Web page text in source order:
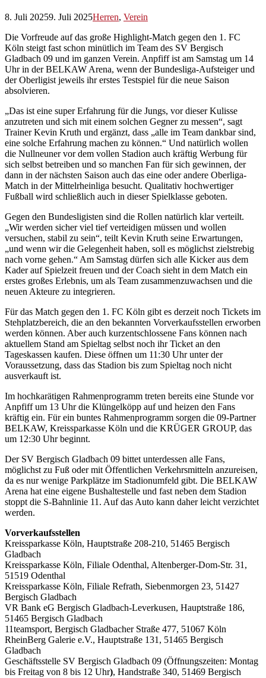
8. Juli 20259. Juli 2025Herren, Verein
Die Vorfreude auf das große Highlight-Match gegen den 1. FC
Köln steigt fast schon minütlich im Team des SV Bergisch
Gladbach 09 und im ganzen Verein. Anpfiff ist am Samstag um 14
Uhr in der BELKAW Arena, wenn der Bundesliga-Aufsteiger und
der Oberligist jeweils ihr erstes Testspiel für die neue Saison
absolvieren.
„Das ist eine super Erfahrung für die Jungs, vor dieser Kulisse
anzutreten und sich mit einem solchen Gegner zu messen“, sagt
Trainer Kevin Kruth und ergänzt, dass „alle im Team dankbar sind,
eine solche Erfahrung machen zu können.“ Und natürlich wollen
die Nullneuner vor dem vollen Stadion auch kräftig Werbung für
sich selbst betreiben und so manchen Fan für sich gewinnen, der
dann in der nächsten Saison auch das eine oder andere Oberliga-
Match in der Mittelrheinliga besucht. Qualitativ hochwertiger
Fußball wird schließlich auch in dieser Spielklasse geboten.
Gegen den Bundesligisten sind die Rollen natürlich klar verteilt.
„Wir werden sicher viel tief verteidigen müssen und wollen
versuchen, stabil zu sein“, teilt Kevin Kruth seine Erwartungen,
„und wenn wir die Gelegenheit haben, soll es möglichst zielstrebig
nach vorne gehen.“ Am Samstag dürfen sich alle Kicker aus dem
Kader auf Spielzeit freuen und der Coach sieht in dem Match ein
erstes großes Erlebnis, um als Team zusammenzuwachsen und die
neuen Akteure zu integrieren.
Für das Match gegen den 1. FC Köln gibt es derzeit noch Tickets im
Stehplatzbereich, die an den bekannten Vorverkaufsstellen erworben
werden können. Aber auch kurzentschlossene Fans können nach
aktuellem Stand am Spieltag selbst noch ihr Ticket an den
Tageskassen kaufen. Diese öffnen um 11:30 Uhr unter der
Voraussetzung, dass das Stadion bis zum Spieltag noch nicht
ausverkauft ist.
Im hochkarätigen Rahmenprogramm treten bereits eine Stunde vor
Anpfiff um 13 Uhr die Klüngelköpp auf und heizen den Fans
kräftig ein. Für ein buntes Rahmenprogramm sorgen die 09-Partner
BELKAW, Kreissparkasse Köln und die KRÜGER GROUP, das
um 12:30 Uhr beginnt.
Der SV Bergisch Gladbach 09 bittet unterdessen alle Fans,
möglichst zu Fuß oder mit Öffentlichen Verkehrsmitteln anzureisen,
da es nur wenige Parkplätze im Stadionumfeld gibt. Die BELKAW
Arena hat eine eigene Bushaltestelle und fast neben dem Stadion
stoppt die S-Bahnlinie 11. Auf das Auto kann daher leicht verzichtet
werden.
Vorverkaufsstellen
Kreissparkasse Köln, Hauptstraße 208-210, 51465 Bergisch
Gladbach
Kreissparkasse Köln, Filiale Odenthal, Altenberger-Dom-Str. 31,
51519 Odenthal
Kreissparkasse Köln, Filiale Refrath, Siebenmorgen 23, 51427
Bergisch Gladbach
VR Bank eG Bergisch Gladbach-Leverkusen, Hauptstraße 186,
51465 Bergisch Gladbach
11teamsport, Bergisch Gladbacher Straße 477, 51067 Köln
RheinBerg Galerie e.V., Hauptstraße 131, 51465 Bergisch
Gladbach
Geschäftsstelle SV Bergisch Gladbach 09 (Öffnungszeiten: Montag
bis Freitag von 8 bis 12 Uhr), Handstraße 340, 51469 Bergisch